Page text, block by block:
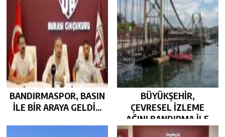
BANDIRMASPOR, BASIN
İLE BİR ARAYA GELDİ…
BÜYÜKŞEHİR,
ÇEVRESEL İZLEME
AĞINI BANDIRMA İLE
GÜÇLENDİRDİ…